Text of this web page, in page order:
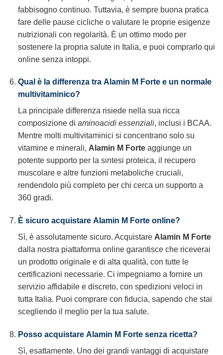
fabbisogno continuo. Tuttavia, è sempre buona pratica
fare delle pause cicliche o valutare le proprie esigenze
nutrizionali con regolarità. È un ottimo modo per
sostenere la propria salute in Italia, e puoi comprarlo qui
online senza intoppi.
Qual è la differenza tra Alamin M Fortee un normale
multivitaminico?
La principale differenza risiede nella sua ricca
composizione di aminoacidi essenziali, inclusi i BCAA.
Mentre molti multivitaminici si concentrano solo su
vitamine e minerali, Alamin M Forteaggiunge un
potente supporto per la sintesi proteica, il recupero
muscolare e altre funzioni metaboliche cruciali,
rendendolo più completo per chi cerca un supporto a
360 gradi.
È sicuro acquistare Alamin M Forteonline?
Sì, è assolutamente sicuro. Acquistare Alamin M Forte
dalla nostra piattaforma online garantisce che riceverai
un prodotto originale e di alta qualità, con tutte le
certificazioni necessarie. Ci impegniamo a fornire un
servizio affidabile e discreto, con spedizioni veloci in
tutta Italia. Puoi comprare con fiducia, sapendo che stai
scegliendo il meglio per la tua salute.
Posso acquistare Alamin M Fortesenza ricetta?
Sì, esattamente. Uno dei grandi vantaggi di acquistare